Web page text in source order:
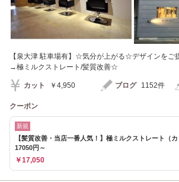
【泉大津 駐車場有】☆気分が上がる☆デザインを
→極ミルクストレート/髪質改善☆
カット ￥4,950 ブログ 1152件
クーポン
新規
【髪質改善・当店一番人気！】極ミルクストレート（
17050円～
￥17,050